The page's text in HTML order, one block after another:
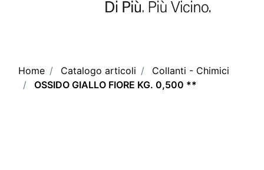
Home Catalogo articoli
Collanti - Chimici
OSSIDO GIALLO FIORE KG. 0,500 **